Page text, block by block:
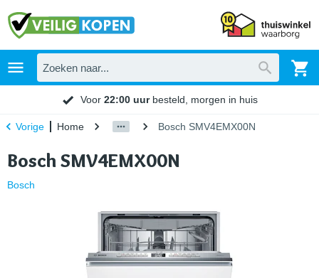
Voor 22:00 uurbesteld, morgen in huis
Vorige Home Bosch SMV4EMX00N
Bosch SMV4EMX00N
Bosch